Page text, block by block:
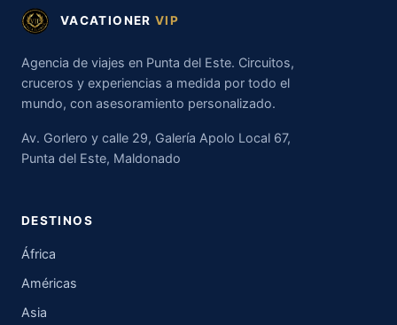
VACATIONER VIP
Agencia de viajes en Punta del Este. Circuitos,
cruceros y experiencias a medida por todo el
mundo, con asesoramiento personalizado.
Av. Gorlero y calle 29, Galería Apolo Local 67,
Punta del Este, Maldonado
DESTINOS
África
Américas
Asia